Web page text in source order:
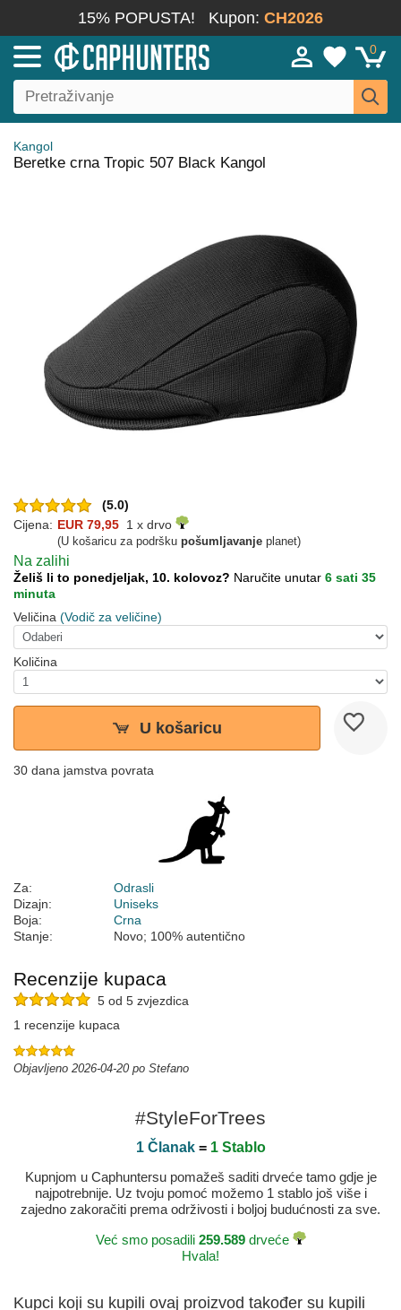
15% POPUSTA! Kupon: CH2026
0
Kangol
Beretke crna Tropic 507 Black Kangol
(5.0)
Cijena: EUR 79,95 1 x drvo
(U košaricu za podršku pošumljavanje planet)
Na zalihi
Želiš li to ponedjeljak, 10. kolovoz? Naručite unutar 6 sati 35
minuta
Veličina (Vodič za veličine)
Količina
U košaricu
30 dana jamstva povrata
Za:
Odrasli
Dizajn:
Uniseks
Boja:
Crna
Stanje:
Novo; 100% autentično
Recenzije kupaca
5 od 5 zvjezdica
1 recenzije kupaca
Objavljeno 2026-04-20 po Stefano
#StyleForTrees
1 Članak= 1 Stablo
Kupnjom u Caphuntersu pomažeš saditi drveće tamo gdje je
najpotrebnije. Uz tvoju pomoć možemo 1 stablo još više i
zajedno zakoračiti prema održivosti i boljoj budućnosti za sve.
Već smo posadili 259.589drveće
Hvala!
Kupci koji su kupili ovaj proizvod također su kupili